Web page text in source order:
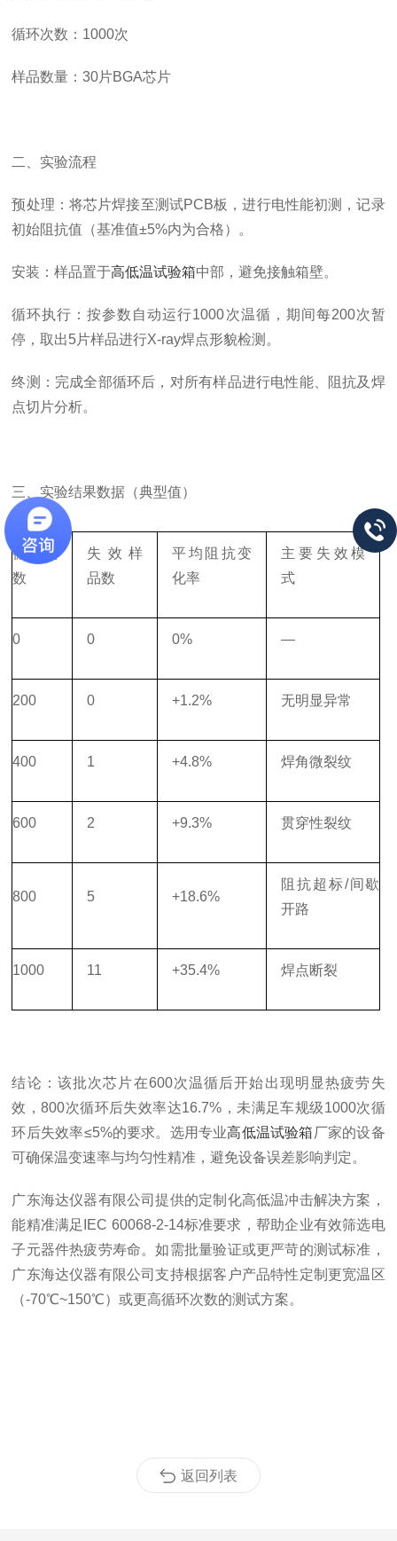
循环次数：1000次
样品数量：30片BGA芯片
二、实验流程
预处理：将芯片焊接至测试PCB板，进行电性能初测，记录
初始阻抗值（基准值±5%内为合格）。
安装：样品置于高低温试验箱中部，避免接触箱壁。
循环执行：按参数自动运行1000次温循，期间每200次暂
停，取出5片样品进行X-ray焊点形貌检测。
终测：完成全部循环后，对所有样品进行电性能、阻抗及焊
点切片分析。
三、实验结果数据（典型值）
循环次
数
失效样
品数
平均阻抗变
化率
主要失效模
式
0 0 0% —
200 0 +1.2% 无明显异常
400 1 +4.8% 焊角微裂纹
600 2 +9.3% 贯穿性裂纹
800 5 +18.6%
阻抗超标/间歇
开路
1000 11 +35.4% 焊点断裂
结论：该批次芯片在600次温循后开始出现明显热疲劳失
效，800次循环后失效率达16.7%，未满足车规级1000次循
环后失效率≤5%的要求。选用专业高低温试验箱厂家的设备
可确保温变速率与均匀性精准，避免设备误差影响判定。
广东海达仪器有限公司提供的定制化高低温冲击解决方案，
能精准满足IEC 60068-2-14标准要求，帮助企业有效筛选电
子元器件热疲劳寿命。如需批量验证或更严苛的测试标准，
广东海达仪器有限公司支持根据客户产品特性定制更宽温区
（-70℃~150℃）或更高循环次数的测试方案。
返回列表